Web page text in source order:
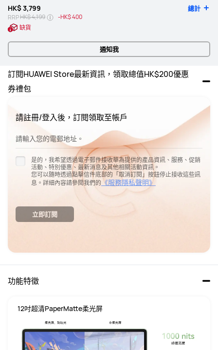
HK$ 3,799 總計
RRPHK$ 4,199 -HK$ 400
缺貨
通知我
訂閱HUAWEI Store最新資訊，領取總值HK$200優惠
券禮包
請註冊/登入後，訂閱領取至帳戶
請輸入您的電郵地址。
是的，我希望透過電子郵件接收華為提供的產品資訊、服務、促銷
活動、特別優惠、最新消息及其他相關活動資訊。
您可以隨時透過點擊信件底部的「取消訂閱」按鈕停止接收這些訊
息。詳細內容請參閱我們的 《服務隱私聲明》
立即訂閱
功能特徵
12吋超清PaperMatte柔光屏